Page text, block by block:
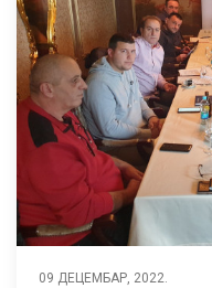
09 ДЕЦЕМБАР, 2022.